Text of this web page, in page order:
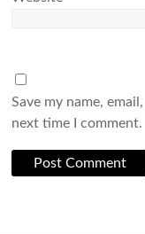
Save my name,
next time I comment.